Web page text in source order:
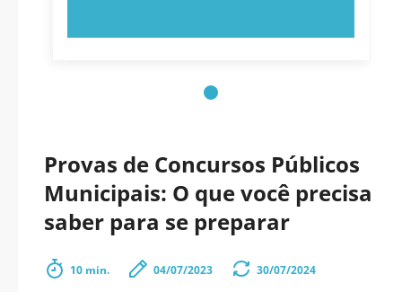
Provas de Concursos Públicos
Municipais: O que você precisa
saber para se preparar
10 min. 04/07/2023 30/07/2024